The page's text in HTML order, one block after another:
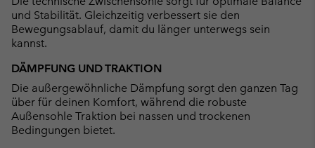
und Stabilität. Gleichzeitig verbessert sie den
Bewegungsablauf, damit du länger unterwegs sein
kannst.
DÄMPFUNG UND TRAKTION
Die außergewöhnliche Dämpfung sorgt den ganzen Tag
über für deinen Komfort, während die robuste
Außensohle Traktion bei nassen und trockenen
Bedingungen bietet.